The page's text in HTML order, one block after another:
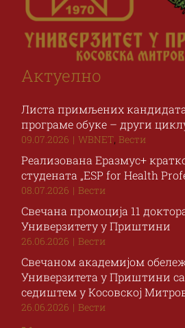
Актуелно
Листа примљених
програме обуке – други
09.07.2026 | WBNET,Вести
Реализована Еразмус+
студената „ESP for Health
08.07.2026 | Вести
Свечана промоција 11
Универзитету у Приштини
26.06.2026 | Вести
Свечаном академијом
Универзитета у Приштини
седиштем у Косовској
26.06.2026 | Вести